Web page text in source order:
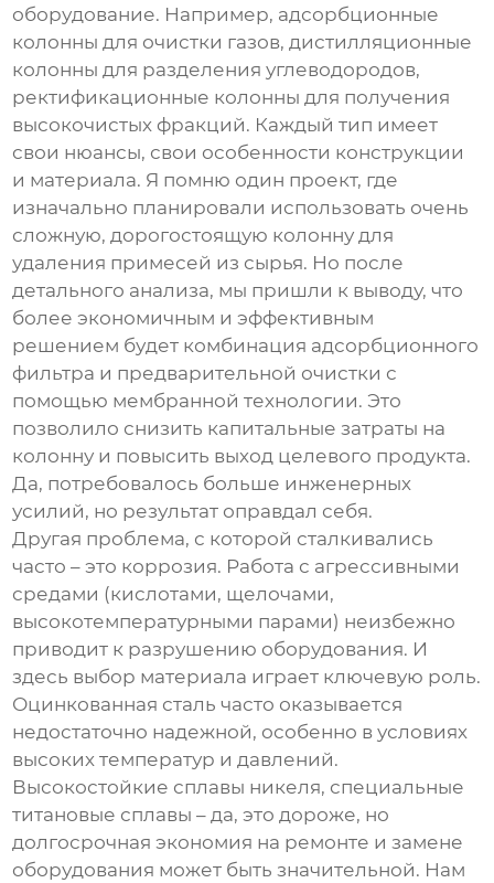
оборудование. Например, адсорбционные
колонны для очистки газов, дистилляционные
колонны для разделения углеводородов,
ректификационные колонны для получения
высокочистых фракций. Каждый тип имеет
свои нюансы, свои особенности конструкции
и материала. Я помню один проект, где
изначально планировали использовать очень
сложную, дорогостоящую колонну для
удаления примесей из сырья. Но после
детального анализа, мы пришли к выводу, что
более экономичным и эффективным
решением будет комбинация адсорбционного
фильтра и предварительной очистки с
помощью мембранной технологии. Это
позволило снизить капитальные затраты на
колонну и повысить выход целевого продукта.
Да, потребовалось больше инженерных
усилий, но результат оправдал себя.
Другая проблема, с которой сталкивались
часто – это коррозия. Работа с агрессивными
средами (кислотами, щелочами,
высокотемпературными парами) неизбежно
приводит к разрушению оборудования. И
здесь выбор материала играет ключевую роль.
Оцинкованная сталь часто оказывается
недостаточно надежной, особенно в условиях
высоких температур и давлений.
Высокостойкие сплавы никеля, специальные
титановые сплавы – да, это дороже, но
долгосрочная экономия на ремонте и замене
оборудования может быть значительной. Нам